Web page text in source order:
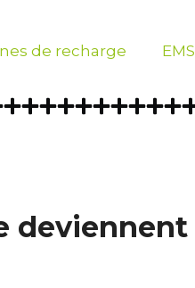
de recharge EMS
deviennent